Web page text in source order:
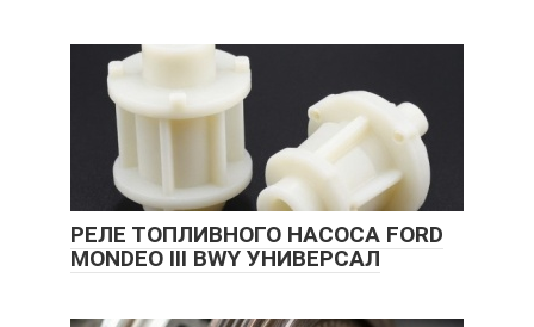
РЕЛЕ ТОПЛИВНОГО НАСОСА FORD
MONDEO III BWY УНИВЕРСАЛ